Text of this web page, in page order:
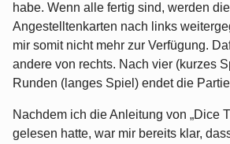
habe. Wenn alle fertig sind, werden
Angestelltenkarten nach links
mir somit nicht mehr zur Verfügung.
andere von rechts. Nach vier (kurzes
Runden (langes Spiel) endet die
Nachdem ich die Anleitung von „Dice
gelesen hatte, war mir bereits klar,